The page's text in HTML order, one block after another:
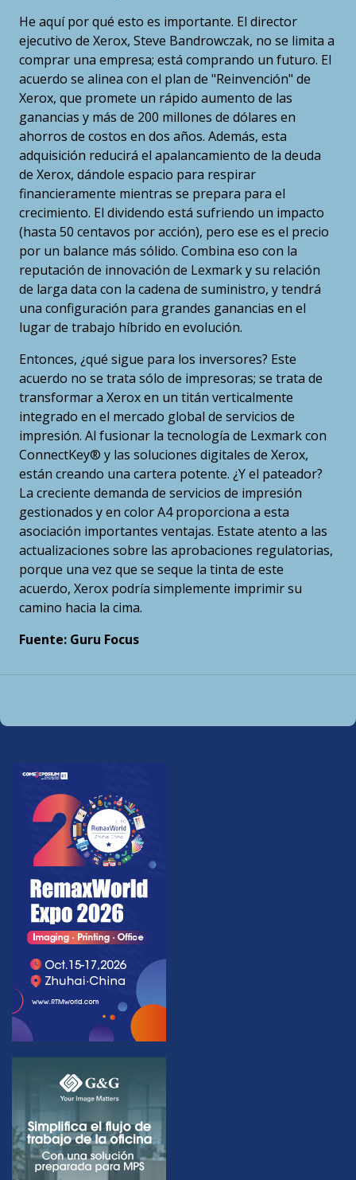
He aquí por qué esto es importante. El director
ejecutivo de Xerox, Steve Bandrowczak, no se limita a
comprar una empresa; está comprando un futuro. El
acuerdo se alinea con el plan de "Reinvención" de
Xerox, que promete un rápido aumento de las
ganancias y más de 200 millones de dólares en
ahorros de costos en dos años. Además, esta
adquisición reducirá el apalancamiento de la deuda
de Xerox, dándole espacio para respirar
financieramente mientras se prepara para el
crecimiento. El dividendo está sufriendo un impacto
(hasta 50 centavos por acción), pero ese es el precio
por un balance más sólido. Combina eso con la
reputación de innovación de Lexmark y su relación
de larga data con la cadena de suministro, y tendrá
una configuración para grandes ganancias en el
lugar de trabajo híbrido en evolución.
Entonces, ¿qué sigue para los inversores? Este
acuerdo no se trata sólo de impresoras; se trata de
transformar a Xerox en un titán verticalmente
integrado en el mercado global de servicios de
impresión. Al fusionar la tecnología de Lexmark con
ConnectKey® y las soluciones digitales de Xerox,
están creando una cartera potente. ¿Y el pateador?
La creciente demanda de servicios de impresión
gestionados y en color A4 proporciona a esta
asociación importantes ventajas. Estate atento a las
actualizaciones sobre las aprobaciones regulatorias,
porque una vez que se seque la tinta de este
acuerdo, Xerox podría simplemente imprimir su
camino hacia la cima.
Fuente: Guru Focus